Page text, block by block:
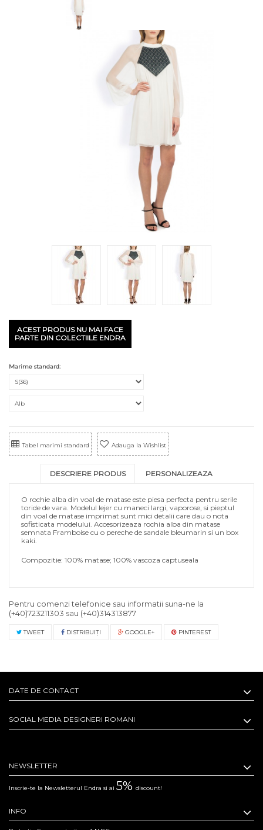
ACEST PRODUS NU MAI FACE
PARTE DIN COLECTIILE ENDRA
Marime standard:
Tabel marimi standard Adauga la Wishlist
DESCRIERE PRODUS PERSONALIZEAZA
O rochie alba din voal de matase este piesa perfecta pentru serile
toride de vara. Modelul lejer cu maneci largi, vaporose, si pieptul
din voal de matase imprimat sunt mici detalii care dau o nota
sofisticata modelului. Accesorizeaza rochia alba din matase
semnata Framboise cu o pereche de sandale bleumarin si un box
kaki.
Compozitie: 100% matase; 100% vascoza captuseala
Pentru comenzi telefonice sau informatii suna-ne la
(+40)723211303 sau (+40)314313877
TWEET DISTRIBUIŢI GOOGLE+ PINTEREST
DATE DE CONTACT
SOCIAL MEDIA DESIGNERI ROMANI
NEWSLETTER
Inscrie-te la Newsletterul Endra si ai 5% discount!
INFO